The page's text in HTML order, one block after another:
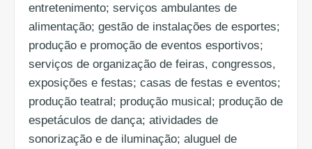
entretenimento; serviços ambulantes de
alimentação; gestão de instalações de esportes;
produção e promoção de eventos esportivos;
serviços de organização de feiras, congressos,
exposições e festas; casas de festas e eventos;
produção teatral; produção musical; produção de
espetáculos de dança; atividades de
sonorização e de iluminação; aluguel de